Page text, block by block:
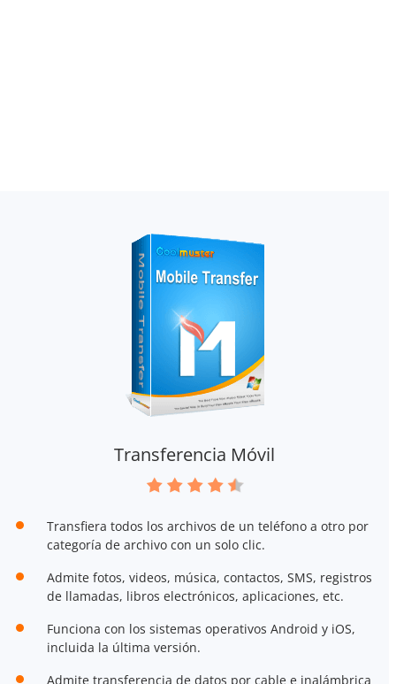
Transferencia Móvil
Transfiera todos los archivos de un teléfono a otro por
categoría de archivo con un solo clic.
Admite fotos, videos, música, contactos, SMS, registros
de llamadas, libros electrónicos, aplicaciones, etc.
Funciona con los sistemas operativos Android y iOS,
incluida la última versión.
Admite transferencia de datos por cable e inalámbrica